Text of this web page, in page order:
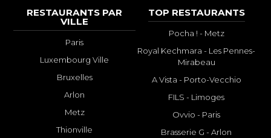
RESTAURANTS PAR
VILLE
Paris
Luxembourg Ville
Bruxelles
Arlon
Metz
Thionville
TOP RESTAURANTS
Pocha ! - Metz
Royal Kechmara - Les Pennes-
Mirabeau
A Vista - Porto-Vecchio
FILS - Limoges
Ovvio - Paris
Brasserie G - Arlon